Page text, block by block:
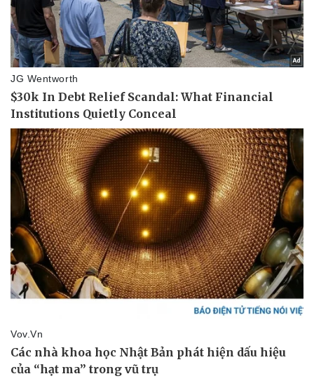
Sức khỏe
Dinh dưỡng - món ngon
Cây thuốc
Sản phụ khoa
Nhi khoa
Làm đẹp - giảm cân
Phòng mạch online
Ăn sạch sống khỏe
Đời sống
Nhà đẹp
Blog
Tình yêu - Gia đình